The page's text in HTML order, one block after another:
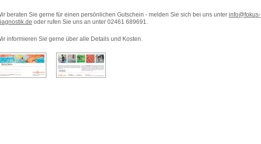
beraten Sie gerne für einen persönlichen Gutschein - melden Sie sich bei uns unter info@fokus-
oder rufen Sie uns an unter 02461 689691.
informieren Sie gerne über alle Details und Kosten.